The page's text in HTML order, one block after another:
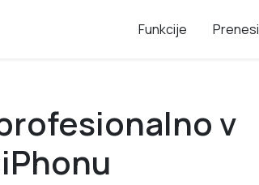
Funkcije Prenesi
v